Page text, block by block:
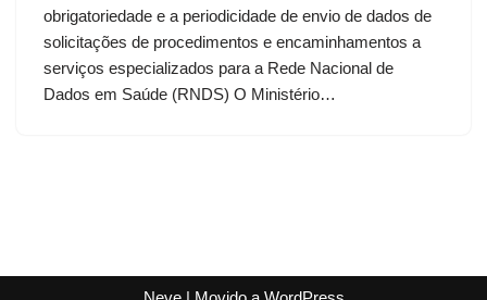
obrigatoriedade e a periodicidade de envio de dados de
solicitações de procedimentos e encaminhamentos a
serviços especializados para a Rede Nacional de
Dados em Saúde (RNDS) O Ministério…